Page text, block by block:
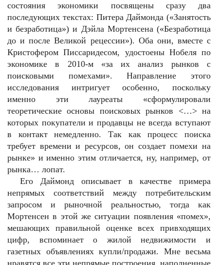
состояния экономики посвящены сразу два
последующих текстах: Питера Даймонда («Занятость
и безработица») и Дэйла Мортенсена («Безработица
до и после Великой рецессии»). Оба они, вместе с
Кристофером Писсаридесом, удостоены Нобеля по
экономике в 2010-м «за их анализ рынков с
поисковыми помехами». Направление этого
исследования интригует особенно, поскольку
именно эти лауреаты «сформулировали
теоретические основы поисковых рынков <…> на
которых покупатели и продавцы не всегда вступают
в контакт немедленно. Так как процесс поиска
требует времени и ресурсов, он создает помехи на
рынке» и именно этим отличается, ну, например, от
рынка… лопат.
Его Даймонд описывает в качестве примера
непрямых соответствий между потребительским
запросом и рыночной реальностью, тогда как
Мортенсен в этой же ситуации появления «помех»,
мешающих правильной оценке всех привходящих
цифр, вспоминает о жилой недвижимости и
газетных объявлениях купли/продажи. Мне весьма
нравятся все эти непрямые построения, наполненные